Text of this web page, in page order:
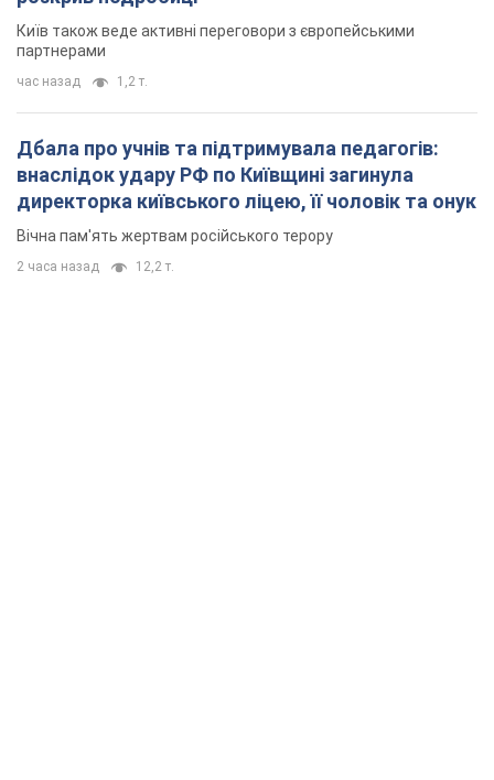
Київ також веде активні переговори з європейськими
партнерами
час назад 1,2 т.
Дбала про учнів та підтримувала педагогів:
внаслідок удару РФ по Київщині загинула
директорка київського ліцею, її чоловік та онук
Вічна пам'ять жертвам російського терору
2 часа назад 12,2 т.